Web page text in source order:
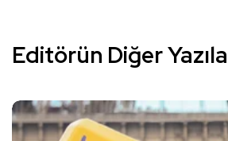
Editörün Diğer